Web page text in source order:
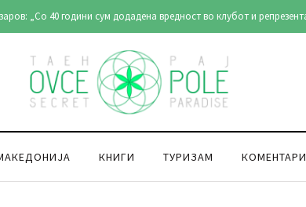
кај Кнежје во стар документарен филм (видео)
КНИГИ ТУРИЗАМ КОМЕНТАРИ